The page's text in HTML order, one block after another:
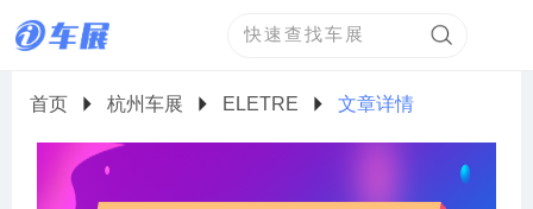
首页 杭州车展 ELETRE 文章详情